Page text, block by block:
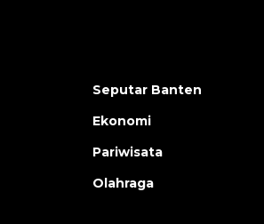
Seputar Banten
Ekonomi
Pariwisata
Olahraga